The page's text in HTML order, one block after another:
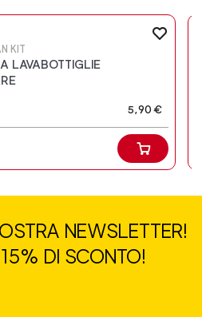
KIT
LAVABOTTIGLIE
5,90 €
NEWSLETTER!
DI SCONTO!